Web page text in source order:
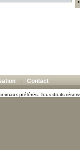
Contact
préférés. Tous droits